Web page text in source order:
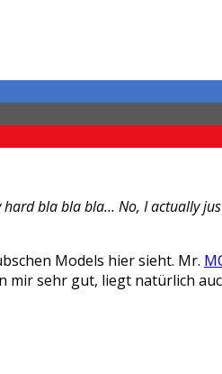
bla bla bla… No, I actually
Models hier sieht. Mr.
sehr gut, liegt natürlich